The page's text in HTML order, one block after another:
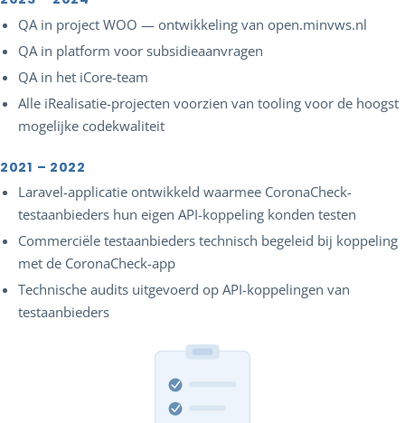
QA in project WOO — ontwikkeling van open.minvws.nl
QA in platform voor subsidieaanvragen
QA in het iCore-team
Alle iRealisatie-projecten voorzien van tooling voor de hoogst
mogelijke codekwaliteit
2021 – 2022
Laravel-applicatie ontwikkeld waarmee CoronaCheck-
testaanbieders hun eigen API-koppeling konden testen
Commerciële testaanbieders technisch begeleid bij koppeling
met de CoronaCheck-app
Technische audits uitgevoerd op API-koppelingen van
testaanbieders